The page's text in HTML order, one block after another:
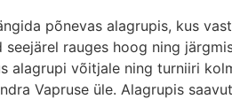
põnevas alagrupis, kus
rauges hoog ning
alagrupi võitjale ning turniiri
Vapruse üle. Alagrupis